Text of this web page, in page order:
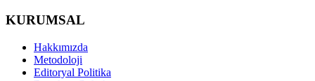
KURUMSAL
Hakkımızda
Metodoloji
Editoryal Politika